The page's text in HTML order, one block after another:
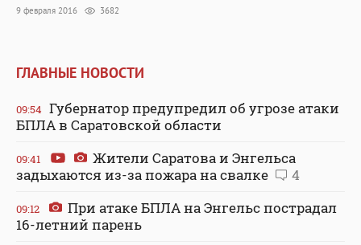
9 февраля 2016 3682
ГЛАВНЫЕ НОВОСТИ
09:54 Губернатор предупредил об угрозе атаки
БПЛА в Саратовской области
09:41
Жители Саратова и Энгельса
задыхаются из-за пожара на свалке
4
09:12
При атаке БПЛА на Энгельс пострадал
16-летний парень